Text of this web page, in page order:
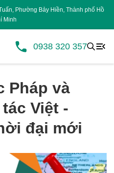
Phường Bảy Hiền, Thành phố Hồ
Minh
0938 320 357
Pháp và
Việt -
đại mới